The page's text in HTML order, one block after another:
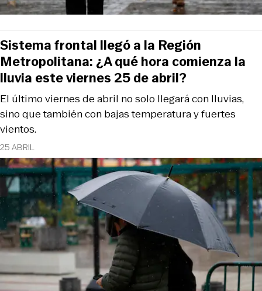
25 ABRIL
El último viernes de abril no solo llegará con lluvias,
sino que también con bajas temperatura y fuertes
vientos.
Sistema frontal llegó a la Región
Metropolitana: ¿A qué hora comienza la
lluvia este viernes 25 de abril?